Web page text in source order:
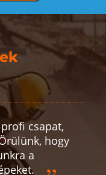
csapat,
hogy
a